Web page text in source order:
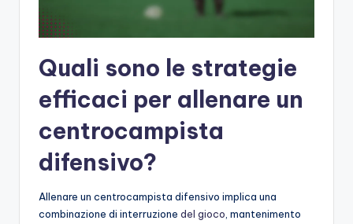
Quali sono le strategie
efficaci per allenare un
centrocampista
difensivo?
Allenare un centrocampista difensivo implica una
combinazione di interruzione del gioco , mantenimento